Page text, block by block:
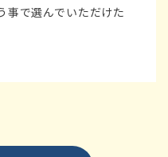
事で選んでいただけた